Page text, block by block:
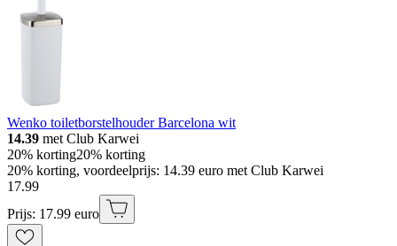
Wenko toiletborstelhouder Barcelona wit
14.39 met Club Karwei
20% korting20% korting
20% korting, voordeelprijs: 14.39 euro met Club Karwei
17.99
Prijs: 17.99 euro